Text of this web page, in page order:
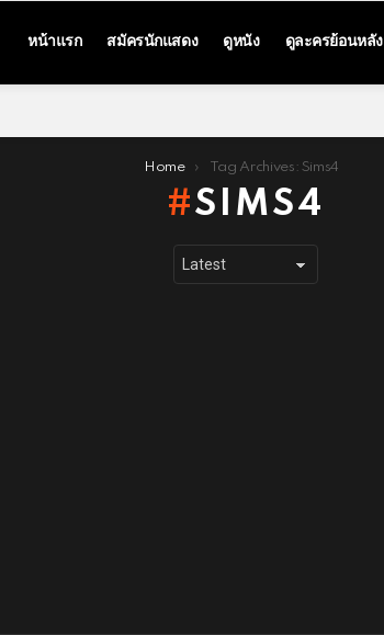
หน้าแรก สมัครนักแสดง ดูหนัง ดูละครย้อนหลัง
Home Tag Archives: Sims4
SIMS4